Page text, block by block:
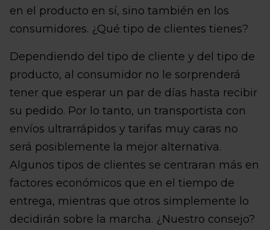
en el producto en sí, sino también en los
consumidores. ¿Qué tipo de clientes tienes?
Dependiendo del tipo de cliente y del tipo de
producto, al consumidor no le sorprenderá
tener que esperar un par de días hasta recibir
su pedido. Por lo tanto, un transportista con
envíos ultrarrápidos y tarifas muy caras no
será posiblemente la mejor alternativa.
Algunos tipos de clientes se centraran más en
factores económicos que en el tiempo de
entrega, mientras que otros simplemente lo
decidirán sobre la marcha. ¿Nuestro consejo?